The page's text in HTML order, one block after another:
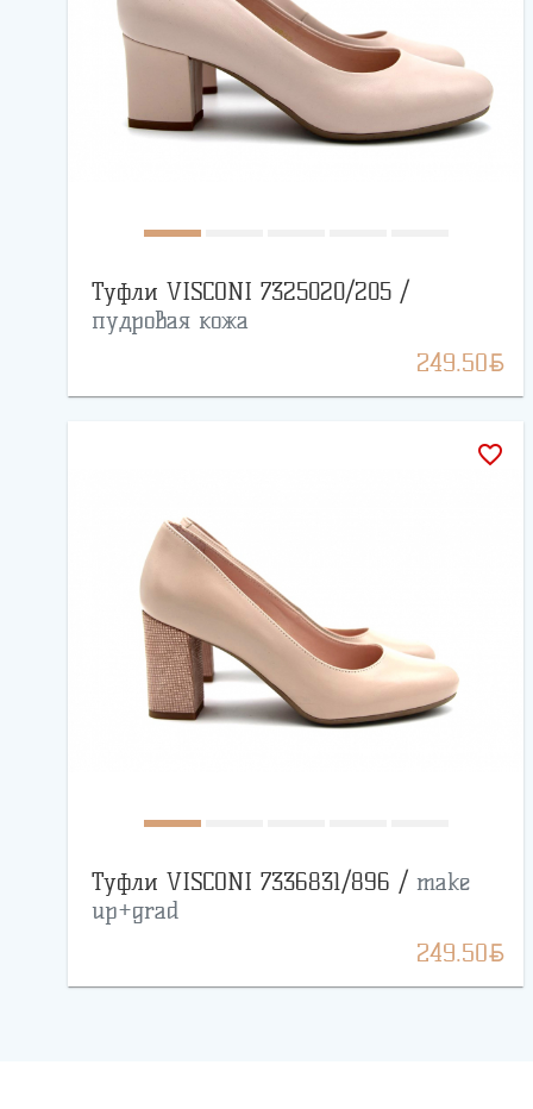
Туфли VISCONI 7325020/205 /
пудровая кожа
249.50BYN
favorite_border
Туфли VISCONI 7336831/896 / make
up+grad
249.50BYN